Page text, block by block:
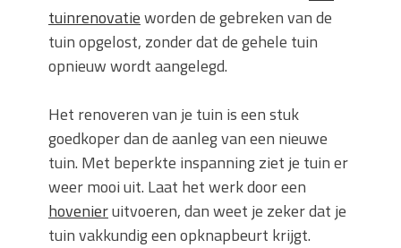
tuinrenovatieworden de gebreken van de
tuin opgelost, zonder dat de gehele tuin
opnieuw wordt aangelegd.
Het renoveren van je tuin is een stuk
goedkoper dan de aanleg van een nieuwe
tuin. Met beperkte inspanning ziet je tuin er
weer mooi uit. Laat het werk door een
hovenieruitvoeren, dan weet je zeker dat je
tuin vakkundig een opknapbeurt krijgt.